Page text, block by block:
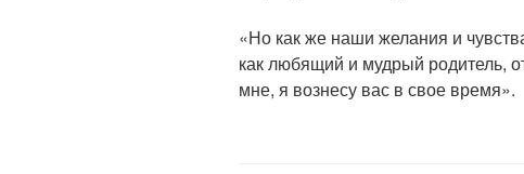
«Но как же наши желания и
как любящий и мудрый родитель,
мне, я вознесу вас в свое время».